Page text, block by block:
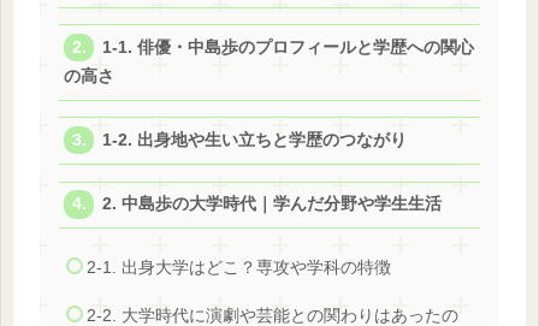
1-1. 俳優・中島歩のプロフィールと学歴への関心
の高さ
1-2. 出身地や生い立ちと学歴のつながり
2. 中島歩の大学時代｜学んだ分野や学生生活
2-1. 出身大学はどこ？専攻や学科の特徴
2-2. 大学時代に演劇や芸能との関わりはあったの